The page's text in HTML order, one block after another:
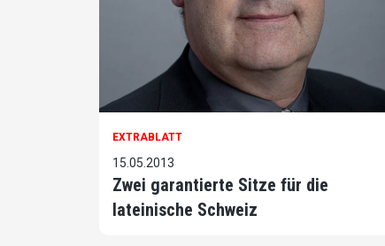
EXTRABLATT
15.05.2013
Zwei garantierte Sitze für die
lateinische Schweiz